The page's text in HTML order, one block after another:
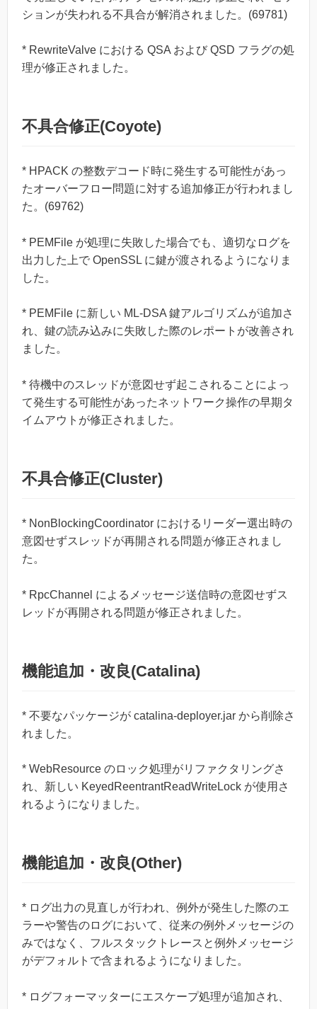
ションが失われる不具合が解消されました。(69781)
* RewriteValve における QSA および QSD フラグの処
理が修正されました。
不具合修正(Coyote)
* HPACK の整数デコード時に発生する可能性があっ
たオーバーフロー問題に対する追加修正が行われまし
た。(69762)
* PEMFile が処理に失敗した場合でも、適切なログを
出力した上で OpenSSL に鍵が渡されるようになりま
した。
* PEMFile に新しい ML-DSA 鍵アルゴリズムが追加さ
れ、鍵の読み込みに失敗した際のレポートが改善され
ました。
* 待機中のスレッドが意図せず起こされることによっ
て発生する可能性があったネットワーク操作の早期タ
イムアウトが修正されました。
不具合修正(Cluster)
* NonBlockingCoordinator におけるリーダー選出時の
意図せずスレッドが再開される問題が修正されまし
た。
* RpcChannel によるメッセージ送信時の意図せずス
レッドが再開される問題が修正されました。
機能追加・改良(Catalina)
* 不要なパッケージが catalina-deployer.jar から削除さ
れました。
* WebResource のロック処理がリファクタリングさ
れ、新しい KeyedReentrantReadWriteLock が使用さ
れるようになりました。
機能追加・改良(Other)
* ログ出力の見直しが行われ、例外が発生した際のエ
ラーや警告のログにおいて、従来の例外メッセージの
みではなく、フルスタックトレースと例外メッセージ
がデフォルトで含まれるようになりました。
* ログフォーマッターにエスケープ処理が追加され、